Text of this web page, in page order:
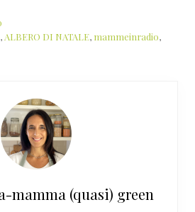
, ALBERO DI NATALE, mammeinradio,
mamma (quasi) green